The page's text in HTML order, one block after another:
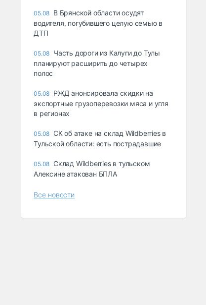
05.08 В Брянской области осудят
водителя, погубившего целую семью в
ДТП
05.08 Часть дороги из Калуги до Тулы
планируют расширить до четырех
полос
05.08 РЖД анонсировала скидки на
экспортные грузоперевозки мяса и угля
в регионах
05.08 СК об атаке на склад Wildberries в
Тульской области: есть пострадавшие
05.08 Склад Wildberries в тульском
Алексине атакован БПЛА
Все новости